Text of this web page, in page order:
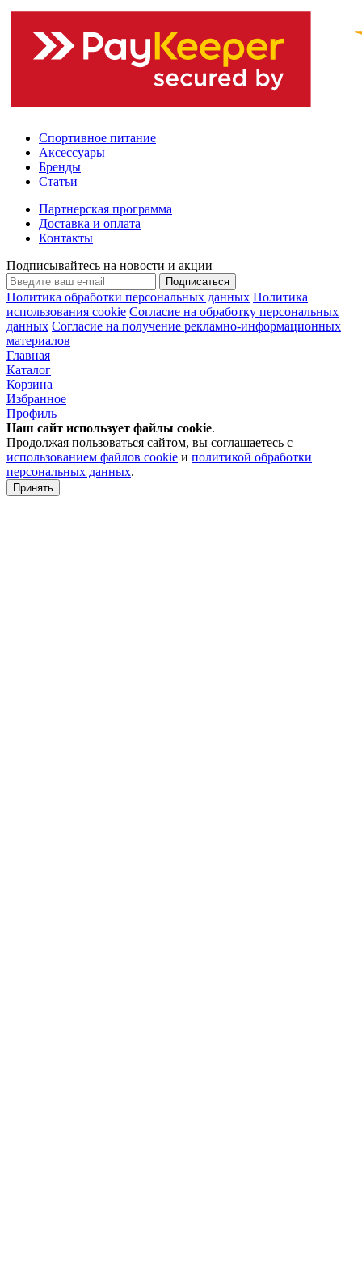
Спортивное питание
Аксессуары
Бренды
Статьи
Партнерская программа
Доставка и оплата
Контакты
Подписывайтесь на новости и акции
Подписаться
Политика обработки персональных данных Политика
использования cookie Согласие на обработку персональных
данных Согласие на получение рекламно-информационных
материалов
Главная
Каталог
Корзина
Избранное
Профиль
Наш сайт использует файлы cookie.
Продолжая пользоваться сайтом, вы соглашаетесь с
использованием файлов cookie и политикой обработки
персональных данных.
Принять